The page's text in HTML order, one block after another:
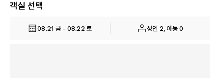
객실 선택
08.21 금 - 08.22 토 성인 2, 아동 0